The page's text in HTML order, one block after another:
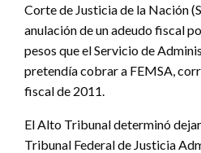
Corte de Justicia de la Nación
anulación de un adeudo fiscal
pesos que el Servicio de
pretendía cobrar a FEMSA,
fiscal de 2011.
El Alto Tribunal determinó
Tribunal Federal de Justicia